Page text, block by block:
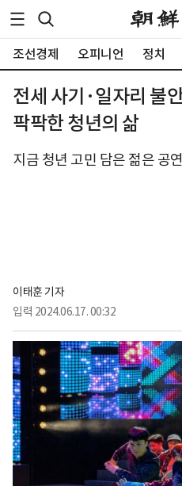
조선경제 오피니언 정치
전세 사기·일자리 불
팍팍한 청년의 삶
지금 청년 고민 담은 젊은 공
이태훈 기자
입력 2024.06.17. 00:32